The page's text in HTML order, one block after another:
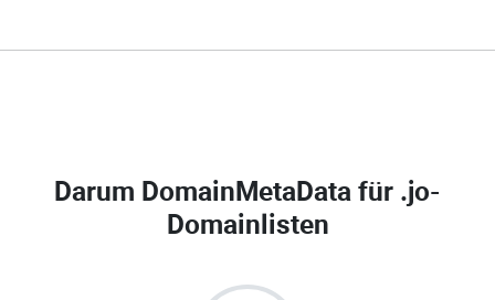
Darum DomainMetaData für .jo-
Domainlisten